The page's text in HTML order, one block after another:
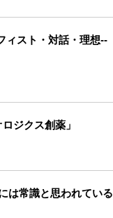
ィスト・対話・理想--
ジクス創薬」
は常識と思われている